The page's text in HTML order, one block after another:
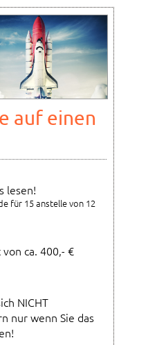
auf einen
lesen!
für 15 anstelle von 12
ca. 400,- €
NICHT
nur wenn Sie das